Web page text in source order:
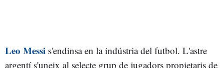
Leo Messi s'endinsa en la indústria del futbol. L'astre
argentí s'uneix al selecte grup de jugadors propietaris de